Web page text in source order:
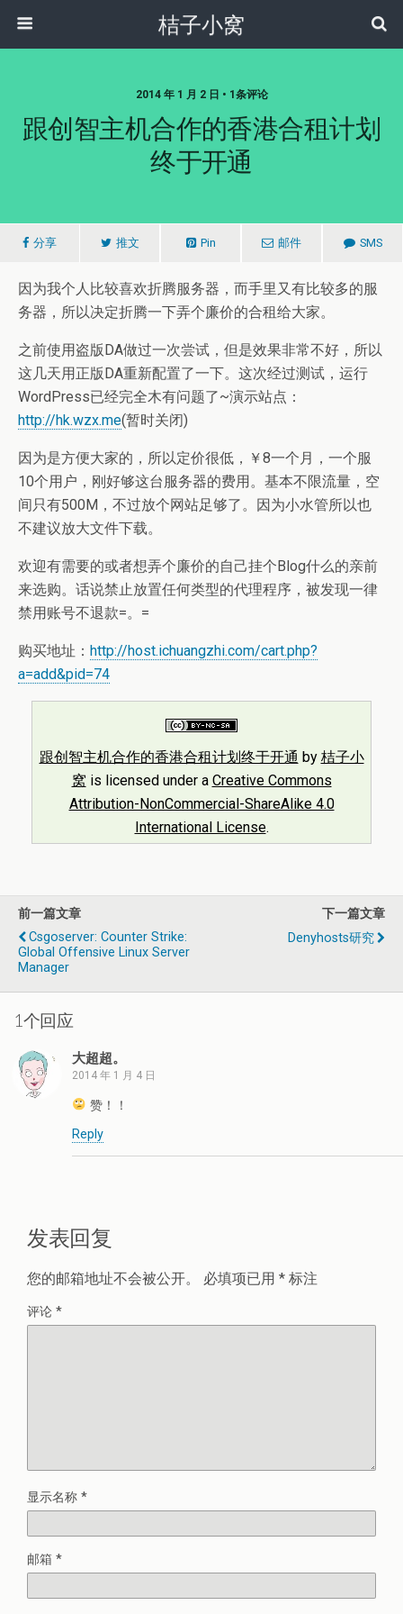
桔子小窝
2014 年 1 月 2 日 • 1条评论
跟创智主机合作的香港合租计划
终于开通
分享 推文 Pin 邮件 SMS
因为我个人比较喜欢折腾服务器，而手里又有比较多的服
务器，所以决定折腾一下弄个廉价的合租给大家。
之前使用盗版DA做过一次尝试，但是效果非常不好，所以
这几天用正版DA重新配置了一下。这次经过测试，运行
WordPress已经完全木有问题了~演示站点：
http://hk.wzx.me(暂时关闭)
因为是方便大家的，所以定价很低，￥8一个月，一个服
10个用户，刚好够这台服务器的费用。基本不限流量，空
间只有500M，不过放个网站足够了。因为小水管所以也
不建议放大文件下载。
欢迎有需要的或者想弄个廉价的自己挂个Blog什么的亲前
来选购。话说禁止放置任何类型的代理程序，被发现一律
禁用账号不退款=。=
购买地址： http://host.ichuangzhi.com/cart.php?
a=add&pid=74
跟创智主机合作的香港合租计划终于开通 by 桔子小
窝 is licensed under a Creative Commons
Attribution-NonCommercial-ShareAlike 4.0
International License.
前一篇文章
Csgoserver: Counter Strike:
Global Offensive Linux Server
Manager
下一篇文章
Denyhosts研究
1个回应
大超超。
2014 年 1 月 4 日
赞！！
Reply
发表回复
您的邮箱地址不会被公开。 必填项已用 * 标注
评论 *
显示名称 *
邮箱 *